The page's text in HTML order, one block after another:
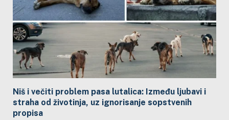
Niš i večiti problem pasa lutalica: Između ljubavi i
straha od životinja, uz ignorisanje sopstvenih
propisa